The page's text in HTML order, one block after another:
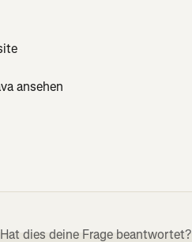
ansehen
Hat dies deine Frage beantwortet?